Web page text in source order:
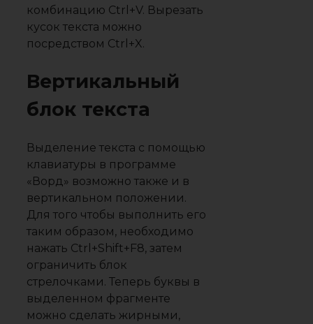
комбинацию Ctrl+V. Вырезать
кусок текста можно
посредством Ctrl+X.
Вертикальный
блок текста
Выделение текста с помощью
клавиатуры в программе
«Ворд» возможно также и в
вертикальном положении.
Для того чтобы выполнить его
таким образом, необходимо
нажать Ctrl+Shift+F8, затем
ограничить блок
стрелочками. Теперь буквы в
выделенном фрагменте
можно сделать жирными,